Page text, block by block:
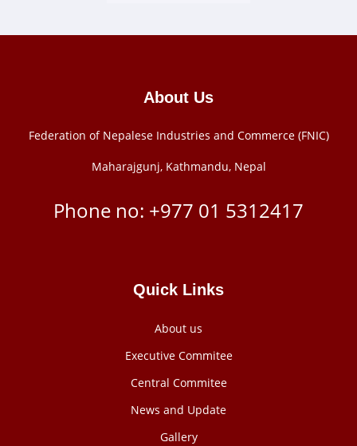
About Us
Federation of Nepalese Industries and Commerce (FNIC)
Maharajgunj, Kathmandu, Nepal
Phone no: +977 ‭01 5312417
Quick Links
About us
Executive Commitee
Central Commitee
News and Update
Gallery